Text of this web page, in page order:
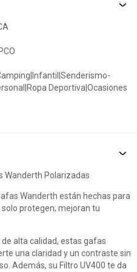
Deportiva|Ocasiones
Wanderth Polarizadas
Wanderth están hechas para
protegen; mejoran tu
alta calidad, estas gafas
una claridad y un contraste sin
Además, su Filtro UV400 te da